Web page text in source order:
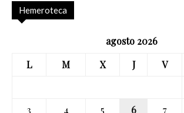
Hemeroteca
agosto 2026
L
M X J V
3
4 5 6 7